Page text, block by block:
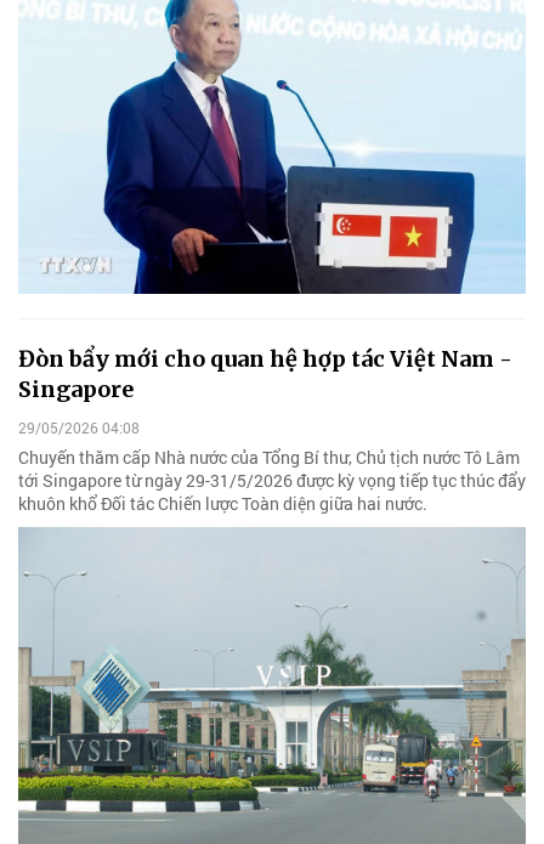
Đòn bẩy mới cho quan hệ hợp tác Việt Nam -
Singapore
29/05/2026 04:08
Chuyến thăm cấp Nhà nước của Tổng Bí thư, Chủ tịch nước Tô Lâm
tới Singapore từ ngày 29-31/5/2026 được kỳ vọng tiếp tục thúc đẩy
khuôn khổ Đối tác Chiến lược Toàn diện giữa hai nước.